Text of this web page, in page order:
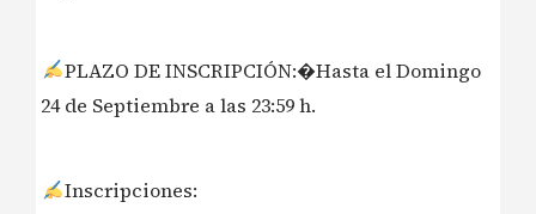
PLAZO DE INSCRIPCIÓN:�Hasta el Domingo
24 de Septiembre a las 23:59 h.
Inscripciones: